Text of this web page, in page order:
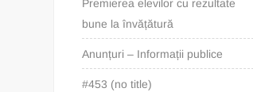
Premierea elevilor cu rezultate
bune la învățătură
Anunțuri – Informații publice
#453 (no title)